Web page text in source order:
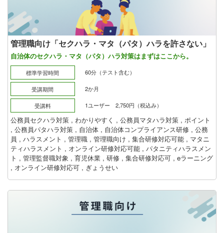
管理職向け「セクハラ・マタ（パタ）ハラを許さない」
自治体のセクハラ・マタ（パタ）ハラ対策はまずはここから。
標準学習時間 60分（テスト含む）
受講期間 2か月
受講料 1ユーザー 2,750円（税込み）
公務員セクハラ対策 , わかりやすく , 公務員マタハラ対策 , ポイント
, 公務員パタハラ対策 , 自治体 , 自治体コンプライアンス研修 , 公務
員 , ハラスメント , 管理職 , 管理職向け , 集合研修対応可能 , マタニ
ティハラスメント , オンライン研修対応可能 , パタニティハラスメン
ト , 管理監督職対象 , 育児休業 , 研修 , 集合研修対応可 , eラーニング
, オンライン研修対応可 , ぎょうせい